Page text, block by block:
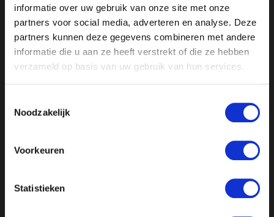
informatie over uw gebruik van onze site met onze
partners voor social media, adverteren en analyse. Deze
partners kunnen deze gegevens combineren met andere
informatie die u aan ze heeft verstrekt of die ze hebben
verzameld op basis van uw gebruik van hun services.
Noodzakelijk
Voorkeuren
Statistieken
Ongehoord Nieuws gemist?Kijk de hele uitzending
hier terug.